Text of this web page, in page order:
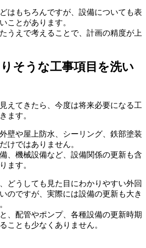
うな工事項目を洗い出す
はもちろんですが、設備についても表
ことがあります。
うえで考えることで、計画の精度が上
そうな工事項目を洗い
えてきたら、今度は将来必要になる工
ます。
壁や屋上防水、シーリング、鉄部塗装
けではありません。
、機械設備など、設備関係の更新も含
ます。
どうしても見た目にわかりやすい外回
のですが、実際には設備の更新も大き
、配管やポンプ、各種設備の更新時期
ことも少なくありません。